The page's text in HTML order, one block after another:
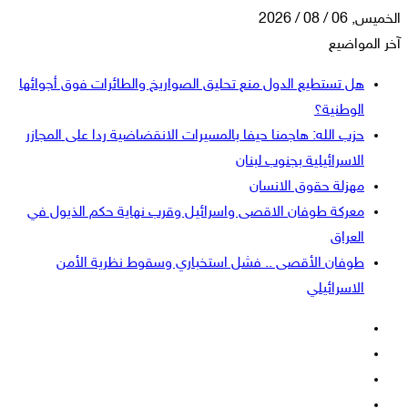
الخميس, 06 / 08 / 2026
آخر المواضيع
هل تستطيع الدول منع تحليق الصواريخ والطائرات فوق أجوائها
الوطنية؟
حزب الله: هاجمنا حيفا بالمسيرات الانقضاضية ردا على المجازر
الاسرائيلية بجنوب لبنان
مهزلة حقوق الانسان
معركة طوفان الاقصى واسرائيل وقرب نهاية حكم الذيول في
العراق
طوفان الأقصى .. فشل استخباري وسقوط نظرية الأمن
الاسرائيلي